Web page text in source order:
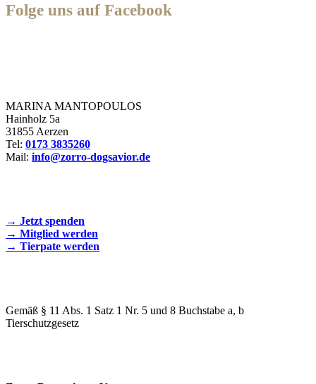
Folge uns auf Facebook
MARINA MANTOPOULOS
Hainholz 5a
31855 Aerzen
Tel: 0173 3835260
Mail: info@zorro-dogsavior.de
→ Jetzt spenden
→ Mitglied werden
→ Tierpate werden
Gemäß § 11 Abs. 1 Satz 1 Nr. 5 und 8 Buchstabe a, b
Tierschutzgesetz